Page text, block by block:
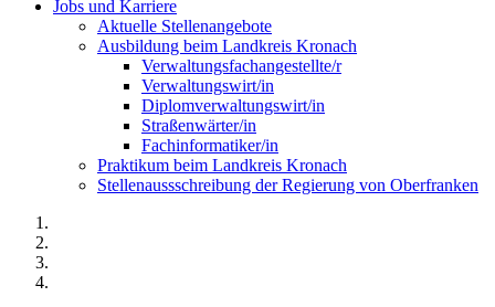
Jobs und Karriere
Aktuelle Stellenangebote
Ausbildung beim Landkreis Kronach
Verwaltungsfachangestellte/r
Verwaltungswirt/in
Diplomverwaltungswirt/in
Straßenwärter/in
Fachinformatiker/in
Praktikum beim Landkreis Kronach
Stellenaussschreibung der Regierung von Oberfranken